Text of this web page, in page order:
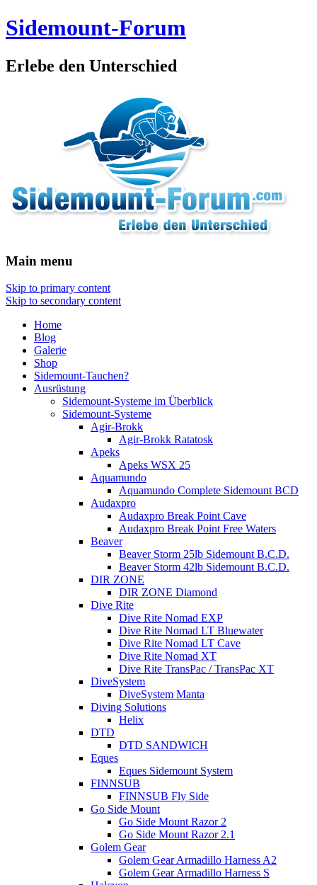
Sidemount-Forum
Erlebe den Unterschied
Main menu
Skip to primary content
Skip to secondary content
Home
Blog
Galerie
Shop
Sidemount-Tauchen?
Ausrüstung
Sidemount-Systeme im Überblick
Sidemount-Systeme
Agir-Brokk
Agir-Brokk Ratatosk
Apeks
Apeks WSX 25
Aquamundo
Aquamundo Complete Sidemount BCD
Audaxpro
Audaxpro Break Point Cave
Audaxpro Break Point Free Waters
Beaver
Beaver Storm 25lb Sidemount B.C.D.
Beaver Storm 42lb Sidemount B.C.D.
DIR ZONE
DIR ZONE Diamond
Dive Rite
Dive Rite Nomad EXP
Dive Rite Nomad LT Bluewater
Dive Rite Nomad LT Cave
Dive Rite Nomad XT
Dive Rite TransPac / TransPac XT
DiveSystem
DiveSystem Manta
Diving Solutions
Helix
DTD
DTD SANDWICH
Eques
Eques Sidemount System
FINNSUB
FINNSUB Fly Side
Go Side Mount
Go Side Mount Razor 2
Go Side Mount Razor 2.1
Golem Gear
Golem Gear Armadillo Harness A2
Golem Gear Armadillo Harness S